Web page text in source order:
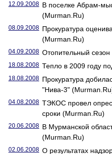
12.09.2008 В поселке Абрам-
(Murman.Ru)
08.09.2008 Прокуратура
(Murman.Ru)
04.09.2008 Отопительный
18.08.2008 Тепло в 2009 году
18.08.2008 Прокуратура
"Нива-3"
04.08.2008 ТЭКОС провел
сроки (Murman.Ru)
20.06.2008 В Мурманской
(Murman.Ru)
02.06.2008 О результатах